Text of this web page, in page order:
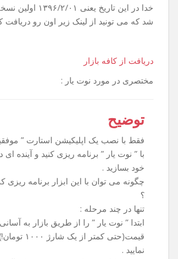
خدا در این تاریخ
شد که می تونید از لینک زیر اون رو دریافت
دریافت از کافه بازار
مختصری در مورد نوت یار :
توضیح
فقط با نصب یک اپلیکیشن استارت ”
با ” نوت یار ” برنامه ریزی کنید و آینده
خود بسازید .
چگونه می توان با این ابزار برنامه
؟
تنها در چند مرحله :
ابتدا ” نوت یار ” را از طریق بازار به
قیمت(حتی کمتر
نمایید .